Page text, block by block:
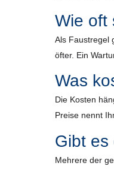
Wie oft
Als Faustregel
öfter. Ein
Was
Die Kosten
Preise nennt
Gibt es
Mehrere der